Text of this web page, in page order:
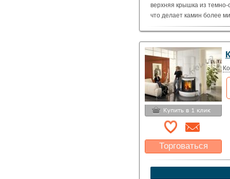
верхняя крышка из темно-
что делает камин более
Топка: Schmid Lina
Торговаться
Какая цена Вас
устроит?